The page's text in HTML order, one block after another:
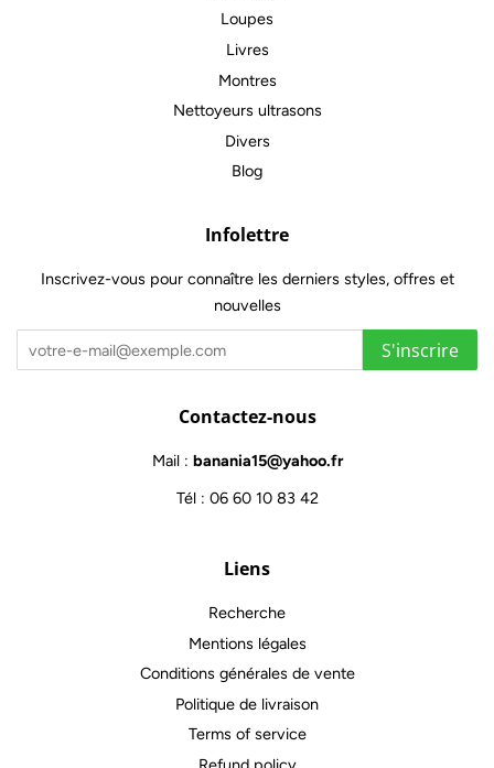
Loupes
Livres
Montres
Nettoyeurs ultrasons
Divers
Blog
Infolettre
Inscrivez-vous pour connaître les derniers styles, offres et
nouvelles
S'inscrire
Contactez-nous
Mail : banania15@yahoo.fr
Tél : 06 60 10 83 42
Liens
Recherche
Mentions légales
Conditions générales de vente
Politique de livraison
Terms of service